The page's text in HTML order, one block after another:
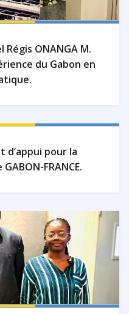
Régis ONANGA M.
du Gabon en
d’appui pour la
FRANCE.